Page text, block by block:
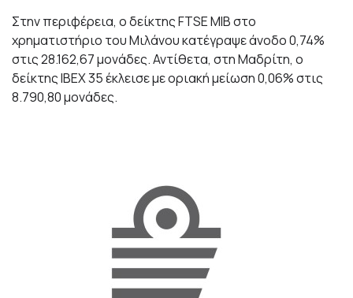
Στην περιφέρεια, ο δείκτης FTSE MIB στο
χρηματιστήριο του Μιλάνου κατέγραψε άνοδο 0,74%
στις 28.162,67 μονάδες. Αντίθετα, στη Μαδρίτη, ο
δείκτης IBEX 35 έκλεισε με οριακή μείωση 0,06% στις
8.790,80 μονάδες.